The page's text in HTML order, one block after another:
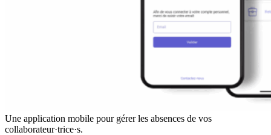
Une application mobile pour gérer les absences de vos
collaborateur·trice·s.